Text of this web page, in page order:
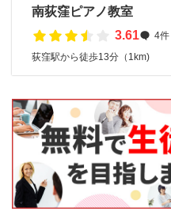
南荻窪ピアノ教室
3.61
4件
荻窪駅から徒歩13分（1km)